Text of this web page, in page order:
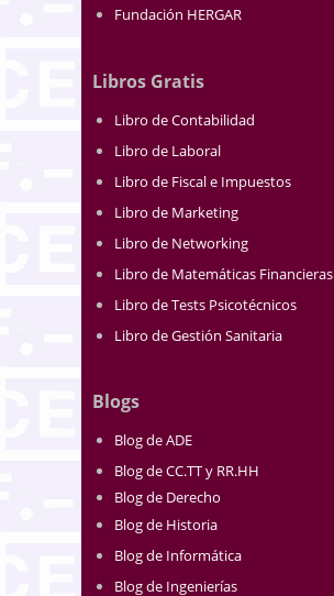
Fundación HERGAR
Libros Gratis
Libro de Contabilidad
Libro de Laboral
Libro de Fiscal e Impuestos
Libro de Marketing
Libro de Networking
Libro de Matemáticas Financieras
Libro de Tests Psicotécnicos
Libro de Gestión Sanitaria
Blogs
Blog de ADE
Blog de CC.TT y RR.HH
Blog de Derecho
Blog de Historia
Blog de Informática
Blog de Ingenierías